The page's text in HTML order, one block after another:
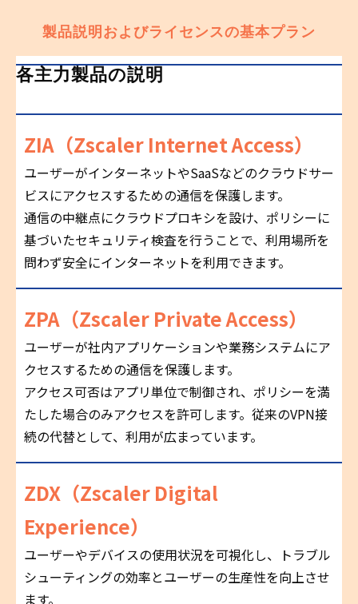
製品説明およびライセンスの基本プラン
各主力製品の説明
ZIA（Zscaler Internet Access）
ユーザーがインターネットやSaaSなどのクラウドサー
ビスにアクセスするための通信を保護します。
通信の中継点にクラウドプロキシを設け、ポリシーに
基づいたセキュリティ検査を行うことで、利用場所を
問わず安全にインターネットを利用できます。
ZPA（Zscaler Private Access）
ユーザーが社内アプリケーションや業務システムにア
クセスするための通信を保護します。
アクセス可否はアプリ単位で制御され、ポリシーを満
たした場合のみアクセスを許可します。従来のVPN接
続の代替として、利用が広まっています。
ZDX（Zscaler Digital
Experience）
ユーザーやデバイスの使用状況を可視化し、トラブル
シューティングの効率とユーザーの生産性を向上させ
ます。